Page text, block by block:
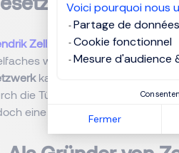
Voici pourquoi nous
Partage de
Cookie fonctionnel
Mesure d'audience
Fermer
Zell:
Ich denke, jeder kennt
wertvoller ist, als wenn
kann hier als
die Tür immer noch selbst
eine entscheidende